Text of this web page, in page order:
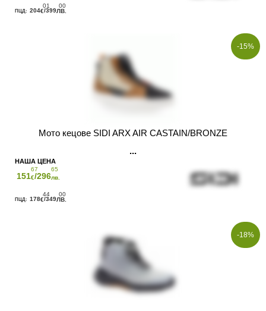
204
01
€/399
00
ЛВ.
-15%
Мото кецове SIDI ARX AIR CASTAIN/BRONZE
151
67
€/296
65
лв.
178
44
€/349
00
ЛВ.
-18%